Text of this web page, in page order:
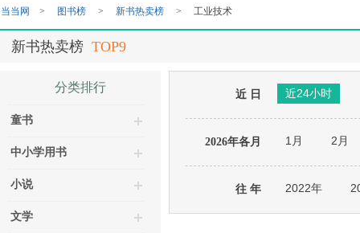
当当网 > 图书榜 > 新书热卖榜 > 工业技术
新书热卖榜 TOP9
分类排行
童书
中小学用书
小说
文学
近 日 近24小时
2026年各月 1月 2月
往 年 2022年
加